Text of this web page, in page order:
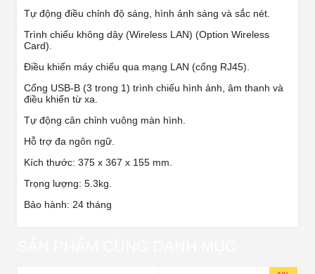
Tự động điều chỉnh độ sáng, hình ảnh sáng và sắc nét.
Trình chiếu không dây (Wireless LAN) (Option Wireless
Card).
Điều khiển máy chiếu qua mạng LAN (cổng RJ45).
Cổng USB-B (3 trong 1) trình chiếu hình ảnh, âm thanh và
điều khiển từ xa.
Tự động cân chỉnh vuông màn hình.
Hỗ trợ đa ngôn ngữ.
Kích thước: 375 x 367 x 155 mm.
Trọng lượng: 5.3kg.
Bảo hành: 24 tháng